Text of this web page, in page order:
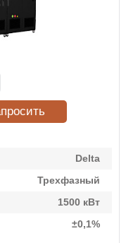
Delta
Трехфазный
1500 кВт
±0,1%